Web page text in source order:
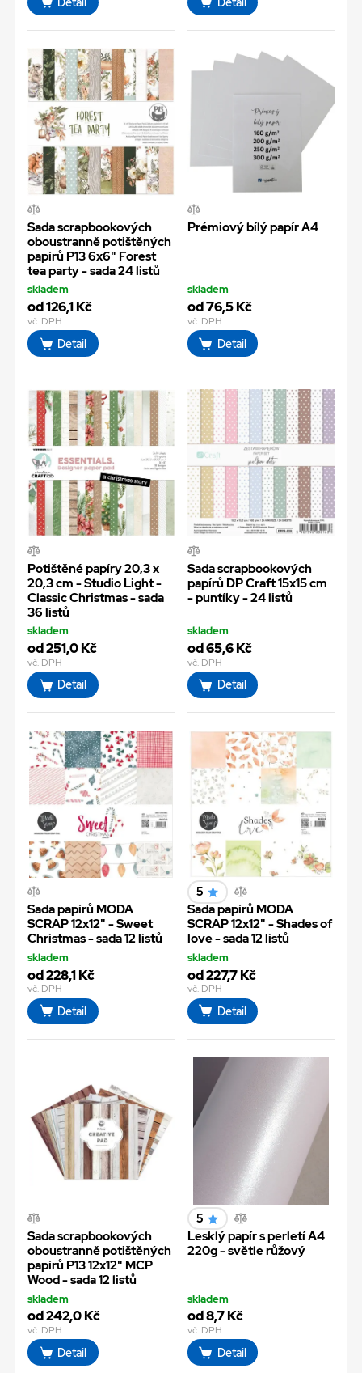
Sada scrapbookových
oboustranně potištěných
papírů P13 6x6" Forest
tea party - sada 24 listů
skladem
od 126,1 Kč
vč. DPH
Detail
Prémiový bílý papír A4
skladem
od 76,5 Kč
vč. DPH
Detail
Potištěné papíry 20,3 x
20,3 cm - Studio Light -
Classic Christmas - sada
36 listů
skladem
od 251,0 Kč
vč. DPH
Detail
Sada scrapbookových
papírů DP Craft 15x15 cm
- puntíky - 24 listů
skladem
od 65,6 Kč
vč. DPH
Detail
Sada papírů MODA
SCRAP 12x12" - Sweet
Christmas - sada 12 listů
skladem
od 228,1 Kč
vč. DPH
Detail
5
Sada papírů MODA
SCRAP 12x12" - Shades of
love - sada 12 listů
skladem
od 227,7 Kč
vč. DPH
Detail
Sada scrapbookových
oboustranně potištěných
papírů P13 12x12" MCP
Wood - sada 12 listů
skladem
od 242,0 Kč
vč. DPH
Detail
5
Lesklý papír s perletí A4
220g - světle růžový
skladem
od 8,7 Kč
vč. DPH
Detail